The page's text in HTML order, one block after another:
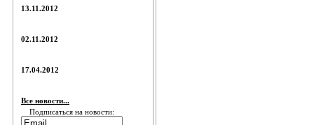
13.11.2012
02.11.2012
17.04.2012
Все новости...
Подписаться на новости: